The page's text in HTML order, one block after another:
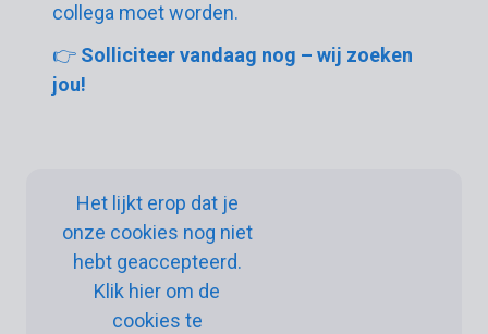
collega moet worden.
👉 Solliciteer vandaag nog – wij zoeken
jou!
Het lijkt erop dat je
onze cookies nog niet
hebt geaccepteerd.
Klik hier om de
cookies te